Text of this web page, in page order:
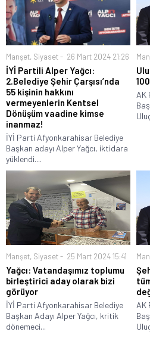
Manşet, Siyaset 26 Mart 2024 21:26
İYİ Partili Alper Yağcı:
2.Belediye Şehir Çarşısı’nda
55 kişinin hakkını
vermeyenlerin Kentsel
Dönüşüm vaadine kimse
inanmaz!
İYİ Parti Afyonkarahisar Belediye
Başkan adayı Alper Yağcı, iktidara
yüklendi....
AK
Manşet, Siyaset 25 Mart 2024 15:41
Yağcı: Vatandaşımız toplumu
birleştirici aday olarak bizi
görüyor
İYİ Parti Afyonkarahisar Belediye
Başkan Adayı Alper Yağcı, kritik
dönemeci...
AK